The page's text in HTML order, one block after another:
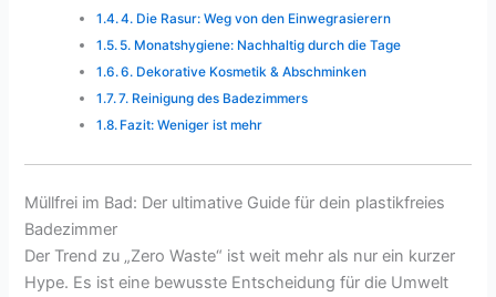
4. Die Rasur: Weg von den Einwegrasierern
5. Monatshygiene: Nachhaltig durch die Tage
6. Dekorative Kosmetik & Abschminken
7. Reinigung des Badezimmers
Fazit: Weniger ist mehr
Müllfrei im Bad: Der ultimative Guide für dein plastikfreies
Badezimmer
Der Trend zu „Zero Waste“ ist weit mehr als nur ein kurzer
Hype. Es ist eine bewusste Entscheidung für die Umwelt